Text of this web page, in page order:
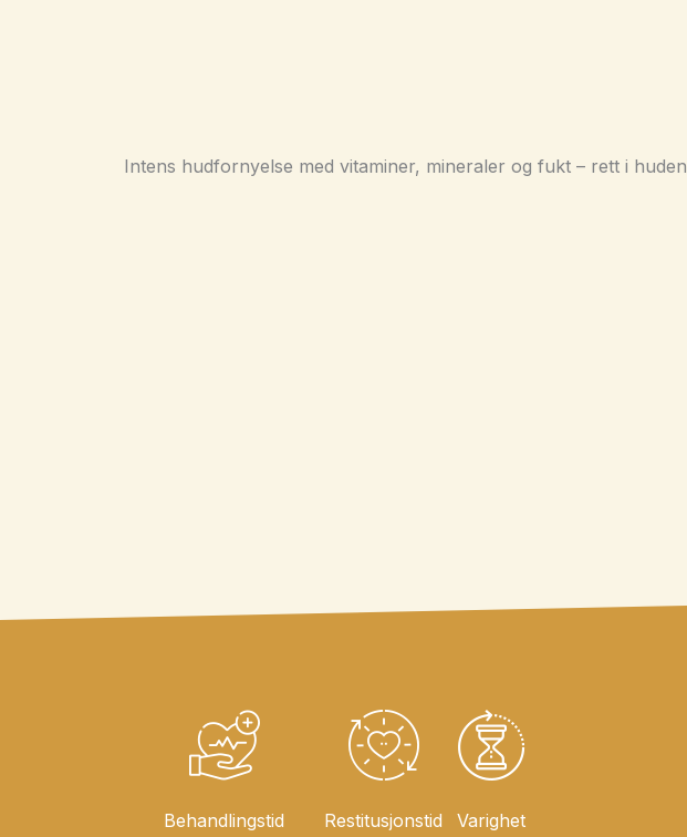
Intens hudfornyelse med vitaminer, mineraler og fukt – rett i huden
Behandlingstid
Restitusjonstid
Varighet